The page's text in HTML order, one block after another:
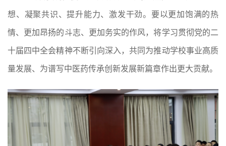
想、凝聚共识、提升能力、激发干劲。要以更加饱满的热
情、更加昂扬的斗志、更加务实的作风，将学习贯彻党的二
十届四中全会精神不断引向深入，共同为推动学校事业高质
量发展、为谱写中医药传承创新发展新篇章作出更大贡献。